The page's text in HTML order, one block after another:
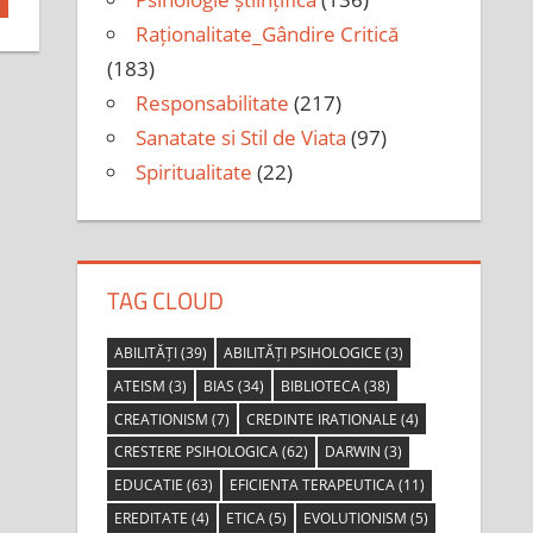
Raționalitate_Gândire Critică
(183)
Responsabilitate (217)
Sanatate si Stil de Viata (97)
Spiritualitate (22)
TAG CLOUD
ABILITĂȚI(39) ABILITĂȚI PSIHOLOGICE (3)
ATEISM (3) BIAS (34) BIBLIOTECA(38)
CREATIONISM (7) CREDINTE IRATIONALE (4)
CRESTERE PSIHOLOGICA(62) DARWIN (3)
EDUCATIE (63) EFICIENTA TERAPEUTICA(11)
EREDITATE (4) ETICA(5) EVOLUTIONISM (5)